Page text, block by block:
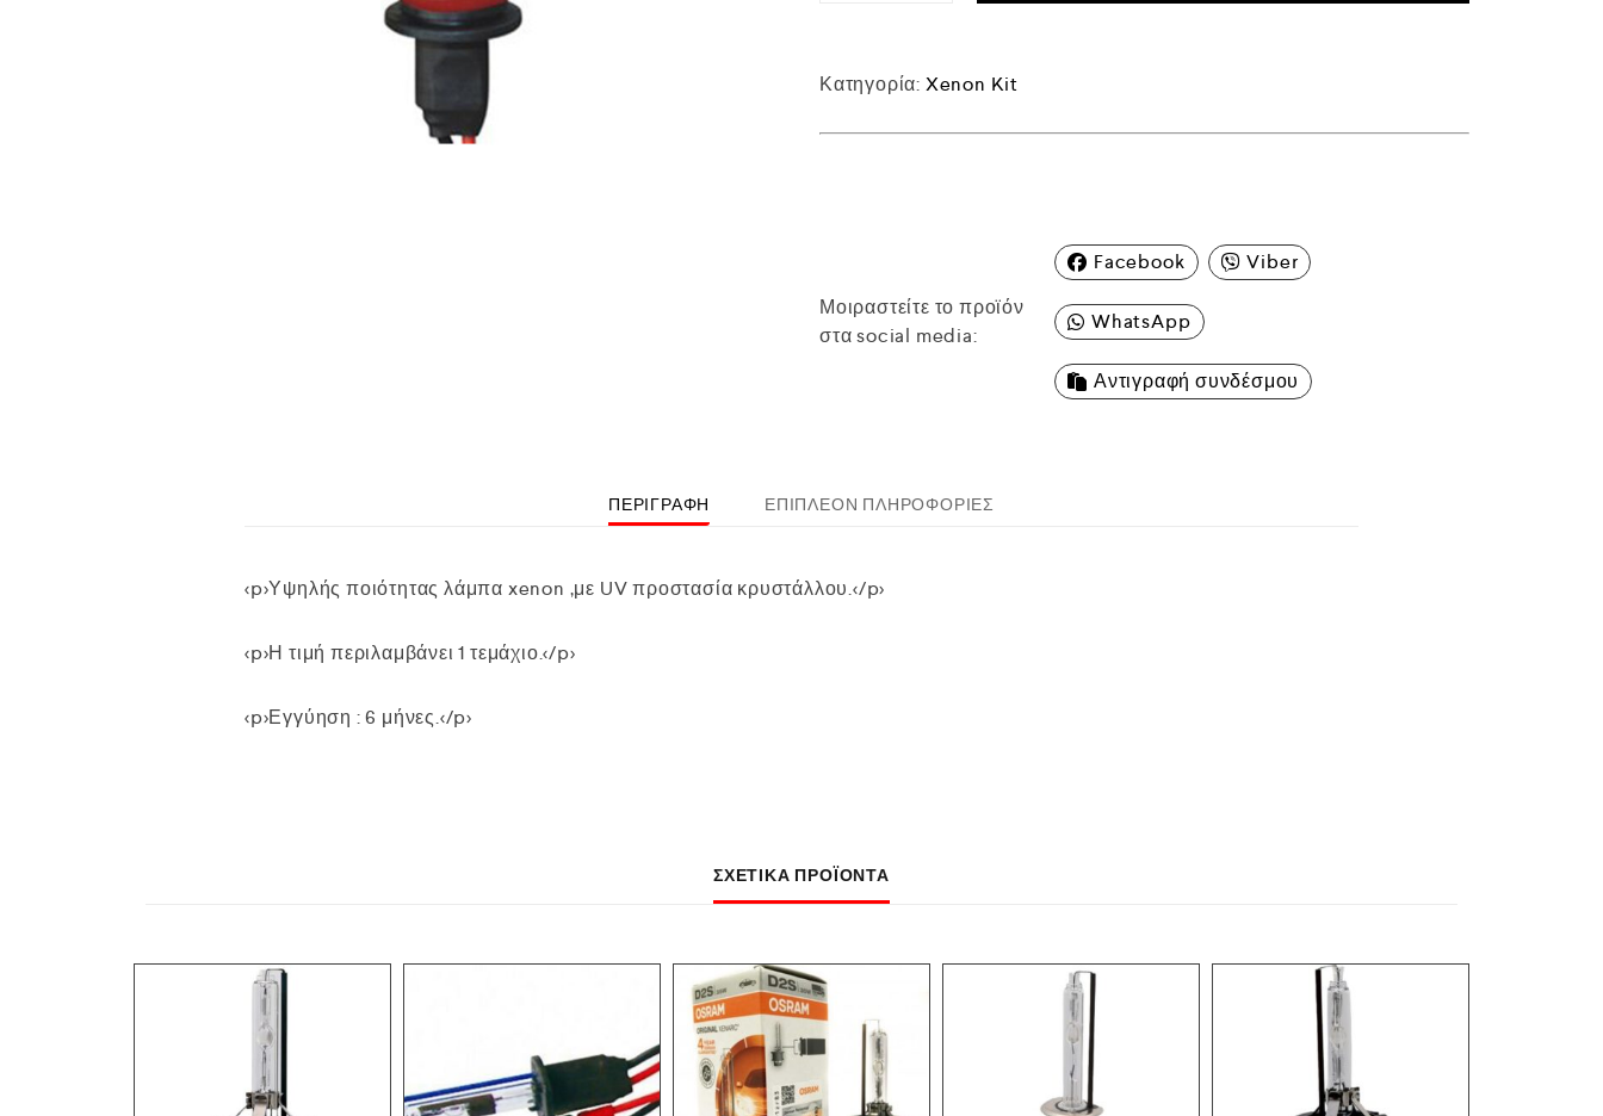
Κατηγορία: Xenon Kit
Μοιραστείτε το προϊόν
στα social media:
Facebook Viber
WhatsApp
Αντιγραφή συνδέσμου
ΠΕΡΙΓΡΑΦΉ ΕΠΙΠΛΈΟΝ ΠΛΗΡΟΦΟΡΊΕΣ
<p>Υψηλής ποιότητας λάμπα xenon ,με UV προστασία κρυστάλλου.</p>
<p>Η τιμή περιλαμβάνει 1 τεμάχιο.</p>
<p>Εγγύηση : 6 μήνες.</p>
ΣΧΕΤΙΚΆ ΠΡΟΪΌΝΤΑ